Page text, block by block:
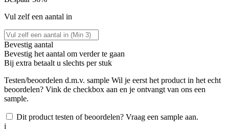
Vul zelf een aantal in
Bevestig aantal
Bevestig het aantal om verder te gaan
Bij extra betaalt u slechts per stuk
Testen/beoordelen d.m.v. sample Wil je eerst het product in het echt
beoordelen? Vink de checkbox aan en je ontvangt van ons een
sample.
Dit product testen of beoordelen? Vraag een sample aan.
i